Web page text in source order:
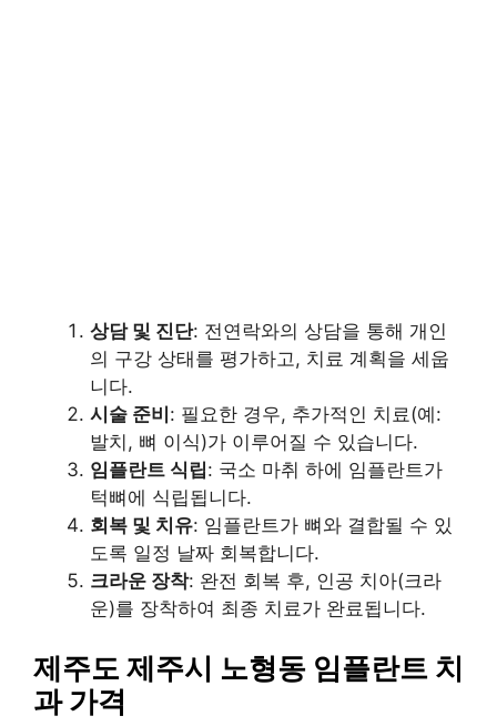
상담 및 진단: 전연락와의 상담을 통해 개인
의 구강 상태를 평가하고, 치료 계획을 세웁
니다.
시술 준비 : 필요한 경우, 추가적인 치료(예:
발치, 뼈 이식)가 이루어질 수 있습니다.
임플란트 식립: 국소 마취 하에 임플란트가
턱뼈에 식립됩니다.
회복 및 치유: 임플란트가 뼈와 결합될 수 있
도록 일정 날짜 회복합니다.
크라운 장착: 완전 회복 후, 인공 치아(크라
운)를 장착하여 최종 치료가 완료됩니다.
제주도 제주시 노형동 임플란트 치
과 가격